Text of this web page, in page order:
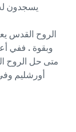
يسجدون
الروح القدس
متى حل الروح
أورشليم